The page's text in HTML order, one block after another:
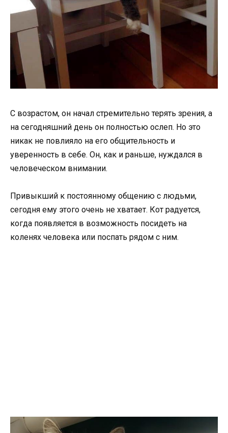
С возрастом, он начал стремительно терять зрения, а
на сегодняшний день он полностью ослеп. Но это
никак не повлияло на его общительность и
уверенность в себе. Он, как и раньше, нуждался в
человеческом внимании.
Привыкший к постоянному общению с людьми,
сегодня ему этого очень не хватает. Кот радуется,
когда появляется в возможность посидеть на
коленях человека или поспать рядом с ним.